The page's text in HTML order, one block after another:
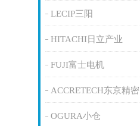
LECIP三阳
HITACHI日立产业
FUJI富士电机
ACCRETECH东京精密
OGURA小仓